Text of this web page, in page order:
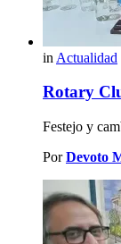
in Actualidad
Rotary
Festejo y
Por Devoto